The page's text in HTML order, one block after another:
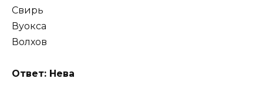
Свирь
Вуокса
Волхов
Ответ: Нева